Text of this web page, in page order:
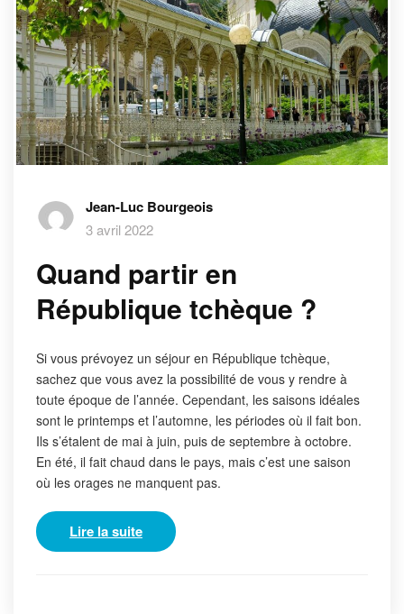
Jean-Luc Bourgeois
3 avril 2022
Quand partir en
République tchèque ?
Si vous prévoyez un séjour en République tchèque,
sachez que vous avez la possibilité de vous y rendre à
toute époque de l’année. Cependant, les saisons idéales
sont le printemps et l’automne, les périodes où il fait bon.
Ils s’étalent de mai à juin, puis de septembre à octobre.
En été, il fait chaud dans le pays, mais c’est une saison
où les orages ne manquent pas.
Lire la suite